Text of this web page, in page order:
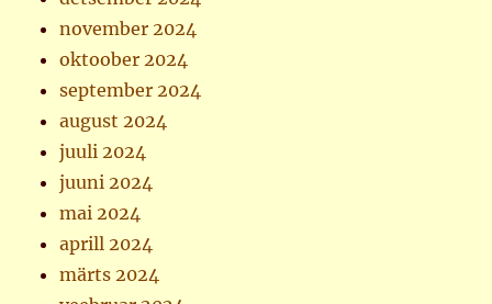
november 2024
oktoober 2024
september 2024
august 2024
juuli 2024
juuni 2024
mai 2024
aprill 2024
märts 2024